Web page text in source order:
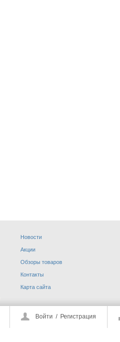
Войти / Регистрация
STOP COVID-19 МАСКИ
Новости
Акции
Обзоры товаров
Контакты
Карта сайта